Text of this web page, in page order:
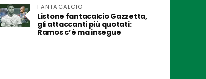
FANTACALCIO
Listone fantacalcio Gazzetta,
gli attaccanti più quotati:
Ramos c’è ma insegue